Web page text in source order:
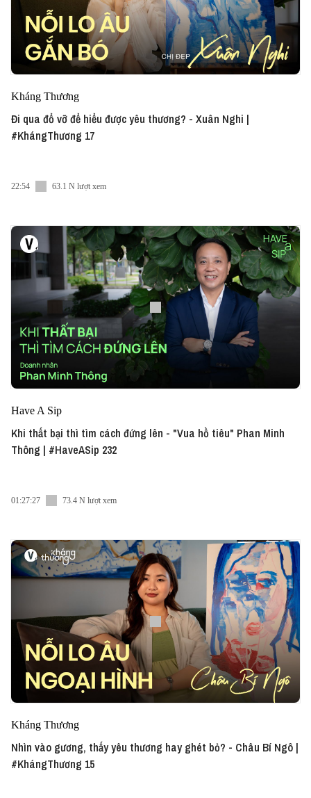
Kháng Thương
Đi qua đổ vỡ để hiểu được yêu thương? - Xuân Nghi |
#KhángThương 17
22:54 63.1 N lượt xem
Have A Sip
Khi thất bại thì tìm cách đứng lên - "Vua hồ tiêu" Phan Minh
Thông | #HaveASip 232
01:27:27 73.4 N lượt xem
Kháng Thương
Nhìn vào gương, thấy yêu thương hay ghét bỏ? - Châu Bí Ngô |
#KhángThương 15